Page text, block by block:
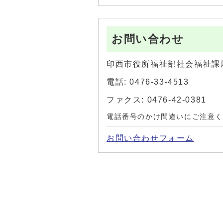
お問い合わせ
印西市役所福祉部社会福祉課
電話: 0476-33-4513
ファクス: 0476-42-0381
電話番号のかけ間違いにご注意く
お問い合わせフォーム